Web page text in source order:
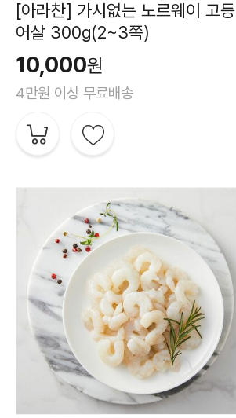
[아라찬] 가시없는 노르웨이 고등
어살 300g(2~3쪽)
10,000원
4만원 이상 무료배송